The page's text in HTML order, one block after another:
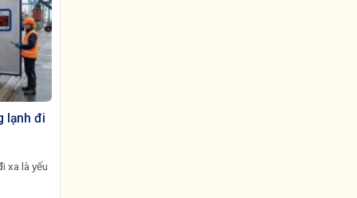
lạnh đi
xa là yếu